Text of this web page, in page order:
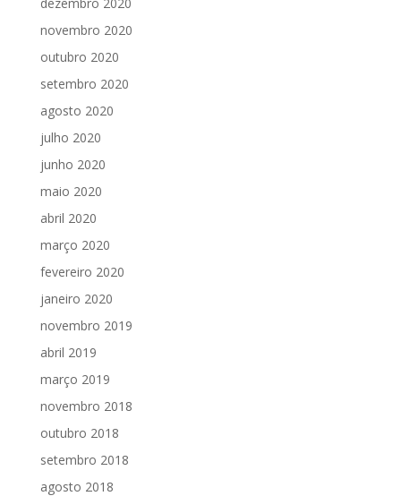
novembro 2020
outubro 2020
setembro 2020
agosto 2020
julho 2020
junho 2020
maio 2020
abril 2020
março 2020
fevereiro 2020
janeiro 2020
novembro 2019
abril 2019
março 2019
novembro 2018
outubro 2018
setembro 2018
agosto 2018